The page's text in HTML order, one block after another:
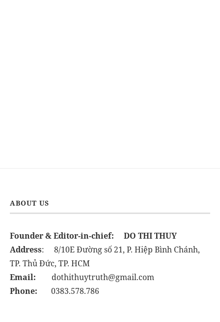
ABOUT US
Founder & Editor-in-chief:
DO THI THUY
Address: 8/10E Đường số 21, P. Hiệp Bình Chánh,
TP. Thủ Đức, TP. HCM
Email: dothithuytruth@gmail.com
Phone: 0383.578.786